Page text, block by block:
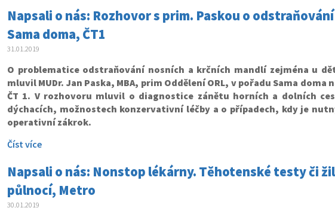
Napsali o nás: Rozhovor s prim. Paskou o
Sama doma, ČT1
31.01.2019
O problematice odstraňování nosních a krčních mandlí zejména u
mluvil MUDr. Jan Paska, MBA, prim Oddělení ORL, v pořadu Sama doma
ČT 1. V rozhovoru mluvil o diagnostice zánětu horních a dolních
dýchacích, možnostech konzervativní léčby a o případech, kdy je
operativní zákrok.
Číst více
Napsali o nás: Nonstop lékárny. Těhotenské testy či
půlnocí, Metro
30.01.2019